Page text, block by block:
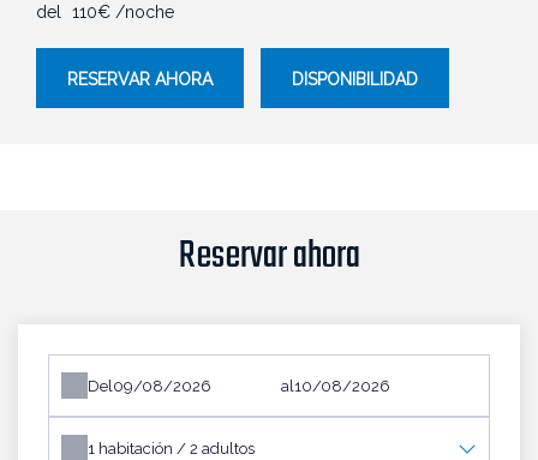
del 110€ /noche
RESERVAR AHORA DISPONIBILIDAD
Reservar ahora
Del al
1 habitación / 2 adultos